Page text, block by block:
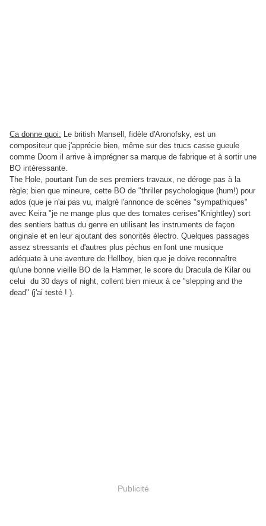
Ca donne quoi: Le british Mansell, fidèle d'Aronofsky, est un
compositeur que j'apprécie bien, même sur des trucs casse gueule
comme Doom il arrive à imprégner sa marque de fabrique et à sortir une
BO intéressante.
The Hole, pourtant l'un de ses premiers travaux, ne déroge pas à la
règle; bien que mineure, cette BO de "thriller psychologique (hum!) pour
ados (que je n'ai pas vu, malgré l'annonce de scènes "sympathiques"
avec Keira "je ne mange plus que des tomates cerises"Knightley) sort
des sentiers battus du genre en utilisant les instruments de façon
originale et en leur ajoutant des sonorités électro. Quelques passages
assez stressants et d'autres plus péchus en font une musique
adéquate à une aventure de Hellboy, bien que je doive reconnaître
qu'une bonne vieille BO de la Hammer, le score du Dracula de Kilar ou
celui du 30 days of night, collent bien mieux à ce "slepping and the
dead" (j'ai testé ! ).
Publicité